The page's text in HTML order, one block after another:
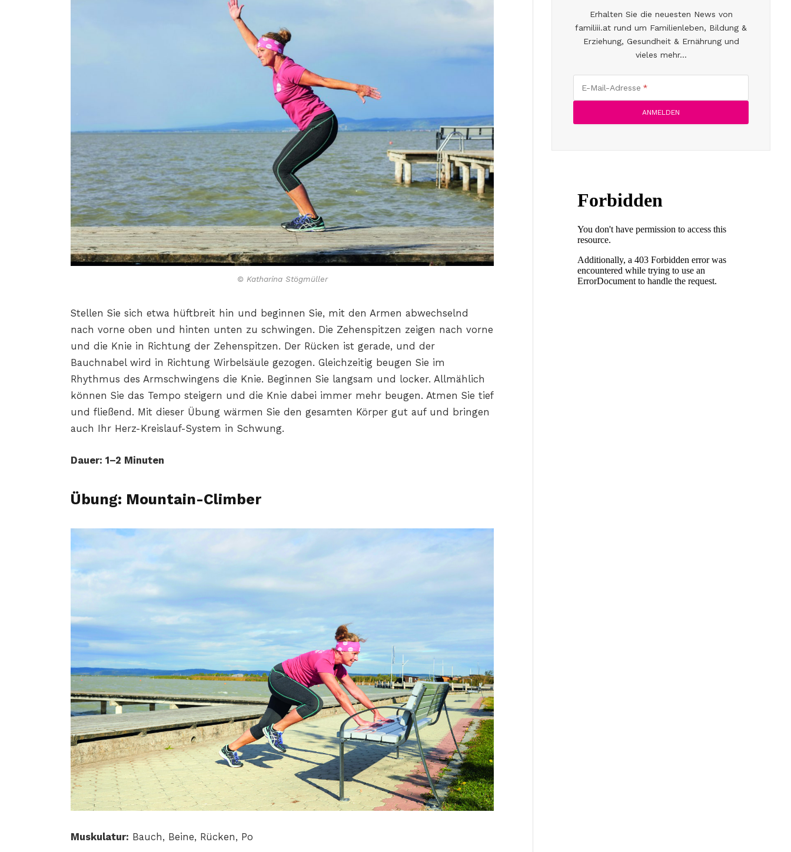
© Katharina Stögmüller
Stellen Sie sich etwa hüftbreit hin und beginnen Sie, mit den Armen abwechselnd
nach vorne oben und hinten unten zu schwingen. Die Zehenspitzen zeigen nach vorne
und die Knie in Richtung der Zehenspitzen. Der Rücken ist gerade, und der
Bauchnabel wird in Richtung Wirbelsäule gezogen. Gleichzeitig beugen Sie im
Rhythmus des Armschwingens die Knie. Beginnen Sie langsam und locker. Allmählich
können Sie das Tempo steigern und die Knie dabei immer mehr beugen. Atmen Sie tief
und fließend. Mit dieser Übung wärmen Sie den gesamten Körper gut auf und bringen
auch Ihr Herz-Kreislauf-System in Schwung.
Dauer: 1–2 Minuten
Übung: Mountain-Climber
Muskulatur: Bauch, Beine, Rücken, Po
Erhalten Sie die neuesten News von
familiii.at rund um Familienleben, Bildung &
Erziehung, Gesundheit & Ernährung und
vieles mehr...
E-Mail-Adresse